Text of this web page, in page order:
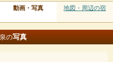
動画・写真 地図・周辺の宿
の写真